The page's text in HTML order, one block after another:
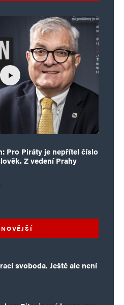
Pro Piráty je nepřítel číslo
Z vedení Prahy
svoboda. Ještě ale není